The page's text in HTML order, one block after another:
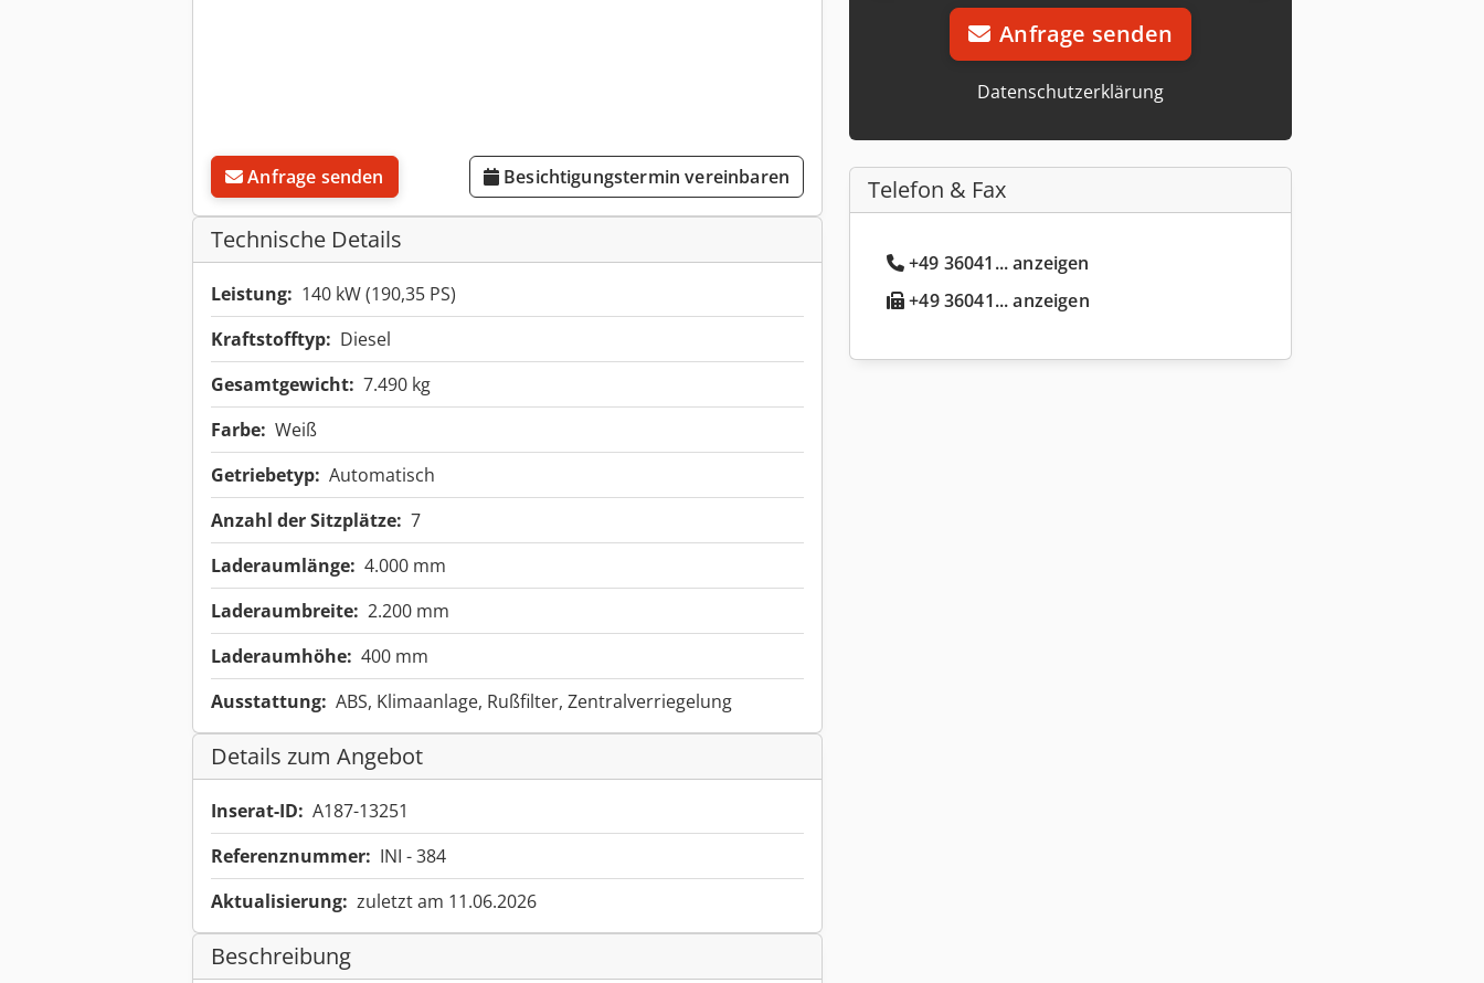
Anfrage senden Besichtigungstermin vereinbaren
Technische Details
Leistung: 140 kW (190,35 PS)
Kraftstofftyp: Diesel
Gesamtgewicht: 7.490 kg
Farbe: Weiß
Getriebetyp: Automatisch
Anzahl der Sitzplätze: 7
Laderaumlänge: 4.000 mm
Laderaumbreite: 2.200 mm
Laderaumhöhe: 400 mm
Ausstattung: ABS, Klimaanlage, Rußfilter, Zentralverriegelung
Details zum Angebot
Inserat-ID: A187-13251
Referenznummer: INI - 384
Aktualisierung: zuletzt am 11.06.2026
Beschreibung
Anfrage senden
Datenschutzerklärung
Telefon & Fax
+49 36041... anzeigen
+49 36041... anzeigen